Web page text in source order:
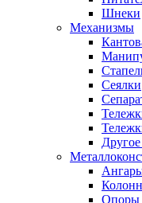
Шнеки
Механизмы
Сеялки
Опоры